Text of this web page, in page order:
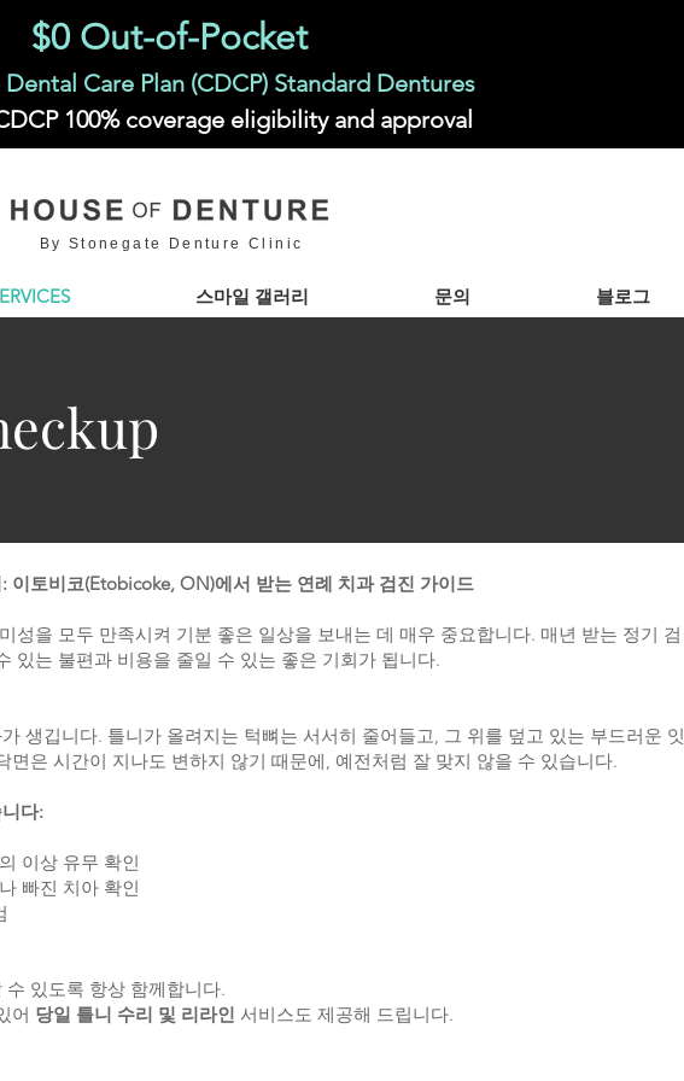
$0 Out-of-Pocket
Dental Care Plan (CDCP) Standard Dentures
100% coverage eligibility and approval
By Stonegate Denture Clinic
스마일 갤러리 문의 블로그
이토비코(Etobicoke, ON)에서 받는 연례 치과 검진 가이드
성을 모두 만족시켜 기분 좋은 일상을 보내는 데 매우 중요합니다. 매년 받는 정기 검
있는 불편과 비용을 줄일 수 있는 좋은 기회가 됩니다.
생깁니다. 틀니가 올려지는 턱뼈는 서서히 줄어들고, 그 위를 덮고 있는 부드러운 잇
은 시간이 지나도 변하지 않기 때문에, 예전처럼 잘 맞지 않을 수 있습니다.
다:
이상 유무 확인
빠진 치아 확인
있도록 항상 함께합니다.
어 당일 틀니 수리 및 리라인 서비스도 제공해 드립니다.